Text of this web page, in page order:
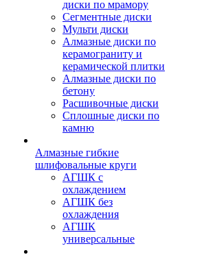
диски по мрамору
Сегментные диски
Мульти диски
Алмазные диски по
керамограниту и
керамической плитки
Алмазные диски по
бетону
Расшивочные диски
Сплошные диски по
камню
Алмазные гибкие
шлифовальные круги
АГШК с
охлаждением
АГШК без
охлаждения
АГШК
универсальные